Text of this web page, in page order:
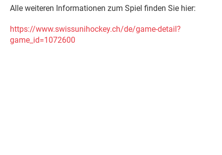
Alle weiteren Informationen zum Spiel finden Sie hier:
https://www.swissunihockey.ch/de/game-detail?
game_id=1072600